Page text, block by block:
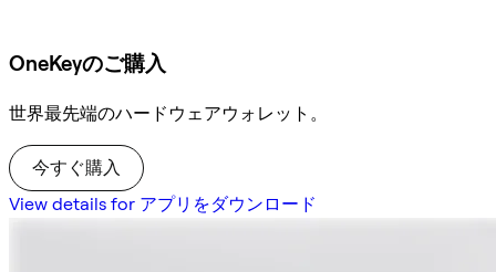
OneKeyのご購入
世界最先端のハードウェアウォレット。
今すぐ購入
View details for アプリをダウンロード